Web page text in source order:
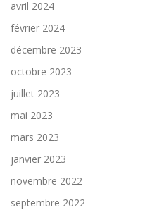
avril 2024
février 2024
décembre 2023
octobre 2023
juillet 2023
mai 2023
mars 2023
janvier 2023
novembre 2022
septembre 2022